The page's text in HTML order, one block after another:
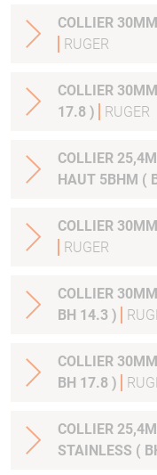
RUGER
COLLIER
17.8 )
RUGER
COLLIER
RUGER
COLLIER 30MM HAUT
BH 14.3 )
COLLIER 30MM
BH 17.8 )
COLLIER
STAINLESS (